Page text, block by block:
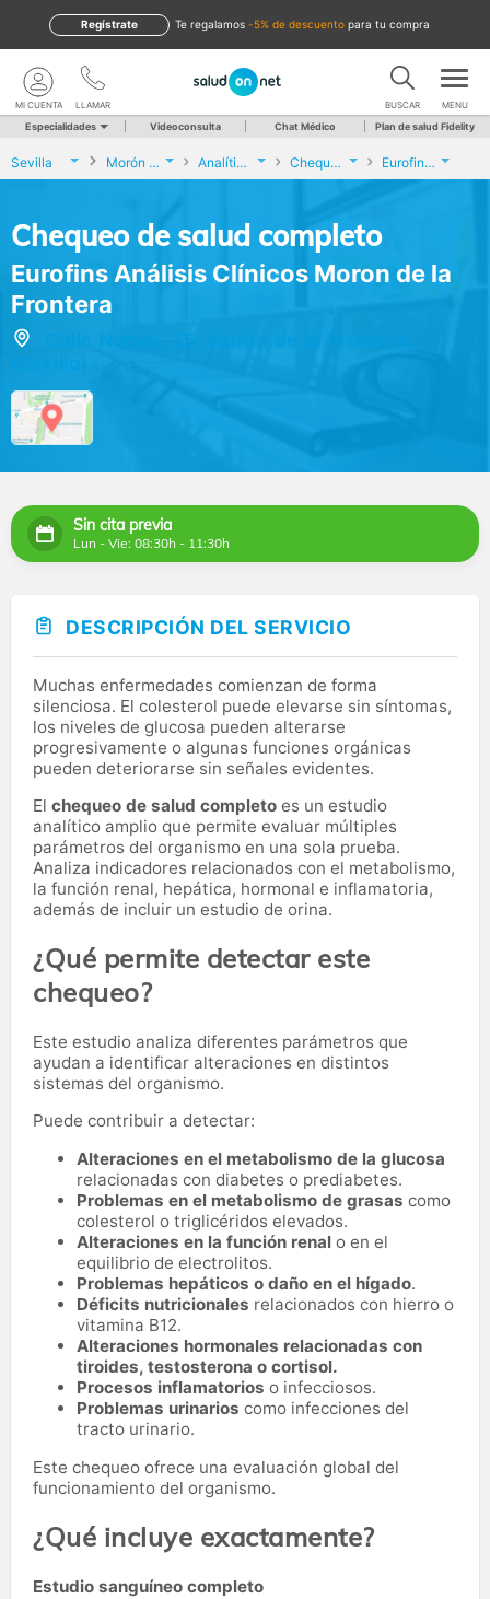
te regalamos -5% de descuento para tu compra
Regístrate
LLAMAR
MI CUENTA BUSCAR MENU
Especialidades Videoconsulta Chat Médico Plan de salud Fidelity
Sevilla Morón de la Frontera Analíticas y Genética Chequeo de salud completo Eurofins Análisis Clínicos Moron de la Frontera
Chequeo de salud completo
Eurofins Análisis Clínicos Moron de la
Frontera
Sin cita previa
Lun - Vie: 08:30h - 11:30h
DESCRIPCIÓN DEL SERVICIO
Muchas enfermedades comienzan de forma
silenciosa. El colesterol puede elevarse sin síntomas,
los niveles de glucosa pueden alterarse
progresivamente o algunas funciones orgánicas
pueden deteriorarse sin señales evidentes.
El chequeo de salud completo es un estudio
analítico amplio que permite evaluar múltiples
parámetros del organismo en una sola prueba.
Analiza indicadores relacionados con el metabolismo,
la función renal, hepática, hormonal e inflamatoria,
además de incluir un estudio de orina.
¿Qué permite detectar este
chequeo?
Este estudio analiza diferentes parámetros que
ayudan a identificar alteraciones en distintos
sistemas del organismo.
Puede contribuir a detectar:
Alteraciones en el metabolismo de la glucosa
relacionadas con diabetes o prediabetes.
Problemas en el metabolismo de grasas como
colesterol o triglicéridos elevados.
Alteraciones en la función renal o en el
equilibrio de electrolitos.
Problemas hepáticos o daño en el hígado.
Déficits nutricionales relacionados con hierro o
vitamina B12.
Alteraciones hormonales relacionadas con
tiroides, testosterona o cortisol.
Procesos inflamatorios o infecciosos.
Problemas urinarios como infecciones del
tracto urinario.
Este chequeo ofrece una evaluación global del
funcionamiento del organismo.
¿Qué incluye exactamente?
Estudio sanguíneo completo